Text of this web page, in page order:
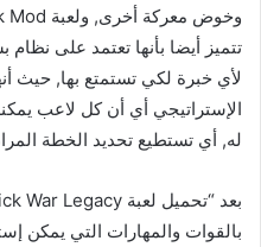
تتميز أيضا بأنها تعتمد على
لأي خبرة لكي تستمتع بها, حيث
الإستراتيجي أي أن كل لاعب
له, أي تستطيع تحديد الخطة
بالقوات والمهارات التي يمكن